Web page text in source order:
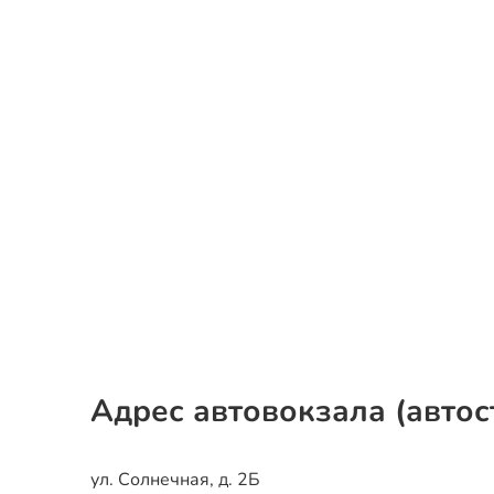
Адрес автовокзала
ул. Солнечная, д. 2Б